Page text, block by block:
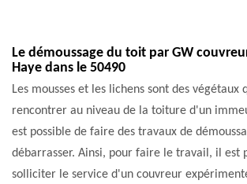
Le démoussage du toit par GW
Haye dans le 50490
Les mousses et les lichens sont des végétaux
rencontrer au niveau de la toiture d'un
est possible de faire des travaux de
débarrasser. Ainsi, pour faire le travail, il est
solliciter le service d'un couvreur